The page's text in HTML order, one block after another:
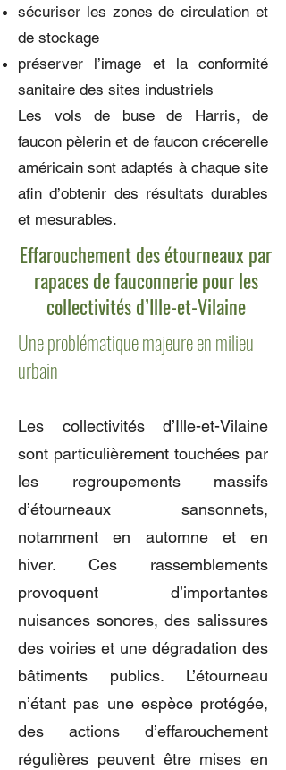
sécuriser les zones de circulation et
de stockage
préserver l’image et la conformité
sanitaire des sites industriels
Les vols de buse de Harris, de
faucon pèlerin et de faucon crécerelle
américain sont adaptés à chaque site
afin d’obtenir des résultats durables
et mesurables.
Effarouchement des étourneaux par
rapaces de fauconnerie pour les
collectivités d’Ille-et-Vilaine
Une problématique majeure en milieu
urbain
Les collectivités d’Ille-et-Vilaine
sont particulièrement touchées par
les regroupements massifs
d’étourneaux sansonnets,
notamment en automne et en
hiver. Ces rassemblements
provoquent d’importantes
nuisances sonores, des salissures
des voiries et une dégradation des
bâtiments publics. L’étourneau
n’étant pas une espèce protégée,
des actions d’effarouchement
régulières peuvent être mises en